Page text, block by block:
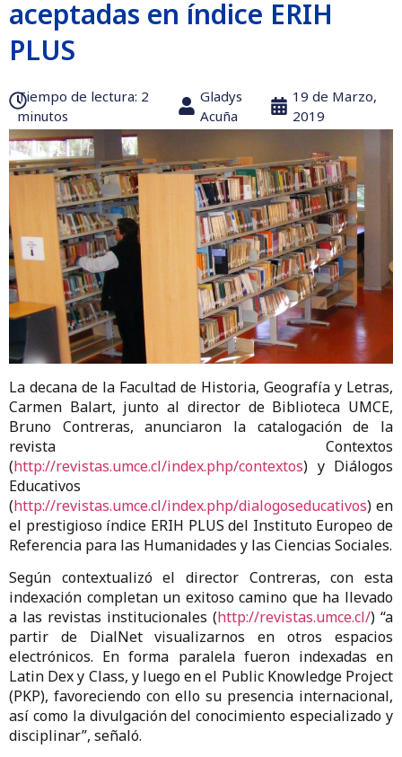
aceptadas en índice ERIH
PLUS
Tiempo de lectura:‎ 2
minutos
Gladys
Acuña
19 de Marzo,
2019
La decana de la Facultad de Historia, Geografía y Letras,
Carmen Balart, junto al director de Biblioteca UMCE,
Bruno Contreras, anunciaron la catalogación de la
revista Contextos
(http://revistas.umce.cl/index.php/contextos) y Diálogos
Educativos
(http://revistas.umce.cl/index.php/dialogoseducativos) en
el prestigioso índice ERIH PLUS del Instituto Europeo de
Referencia para las Humanidades y las Ciencias Sociales.
Según contextualizó el director Contreras, con esta
indexación completan un exitoso camino que ha llevado
a las revistas institucionales (http://revistas.umce.cl/) “a
partir de DialNet visualizarnos en otros espacios
electrónicos. En forma paralela fueron indexadas en
Latin Dex y Class, y luego en el Public Knowledge Project
(PKP), favoreciendo con ello su presencia internacional,
así como la divulgación del conocimiento especializado y
disciplinar”, señaló.